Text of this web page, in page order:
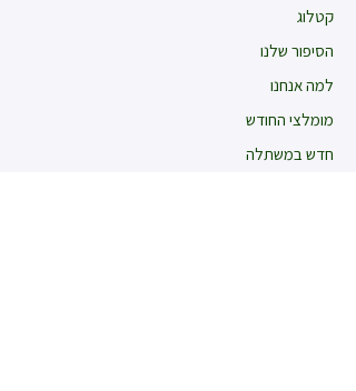
קטלוג
הסיפור שלנו
למה אנחנו
מומלצי החודש
חדש במשתלה